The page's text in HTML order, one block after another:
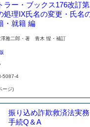
ラー・ブックス176改訂
処理IX氏名の変更・氏名
・就籍 編
澤雅二郎・著 青木 惺・補訂
5087-4
ージ)
振り込め詐欺救済法実務
手続Q＆A